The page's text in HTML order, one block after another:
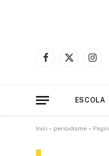
Facebook
X
ESCOLA
Inici » periodisme »